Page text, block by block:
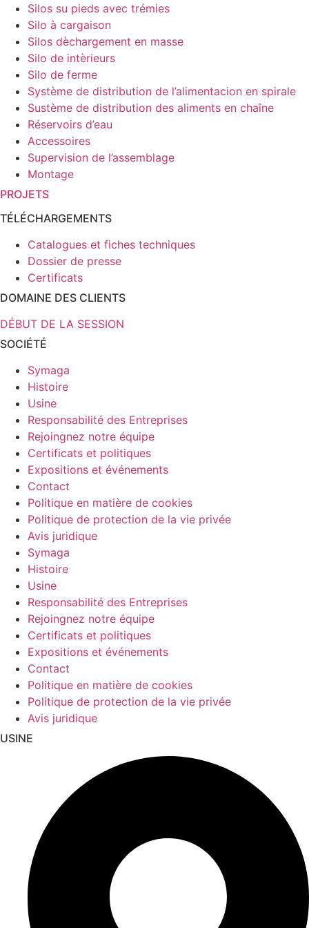
Silos su pieds avec trémies
Silo à cargaison
Silos dèchargement en masse
Silo de intèrieurs
Silo de ferme
Système de distribution de l’alimentacion en spirale
Sustème de distribution des aliments en chaîne
Réservoirs d’eau
Accessoires
Supervision de l’assemblage
Montage
PROJETS
TÉLÉCHARGEMENTS
Catalogues et fiches techniques
Dossier de presse
Certificats
DOMAINE DES CLIENTS
DÉBUT DE LA SESSION
SOCIÉTÉ
Symaga
Histoire
Usine
Responsabilité des Entreprises
Rejoingnez notre équipe
Certificats et politiques
Expositions et événements
Contact
Politique en matière de cookies
Politique de protection de la vie privée
Avis juridique
Symaga
Histoire
Usine
Responsabilité des Entreprises
Rejoingnez notre équipe
Certificats et politiques
Expositions et événements
Contact
Politique en matière de cookies
Politique de protection de la vie privée
Avis juridique
USINE